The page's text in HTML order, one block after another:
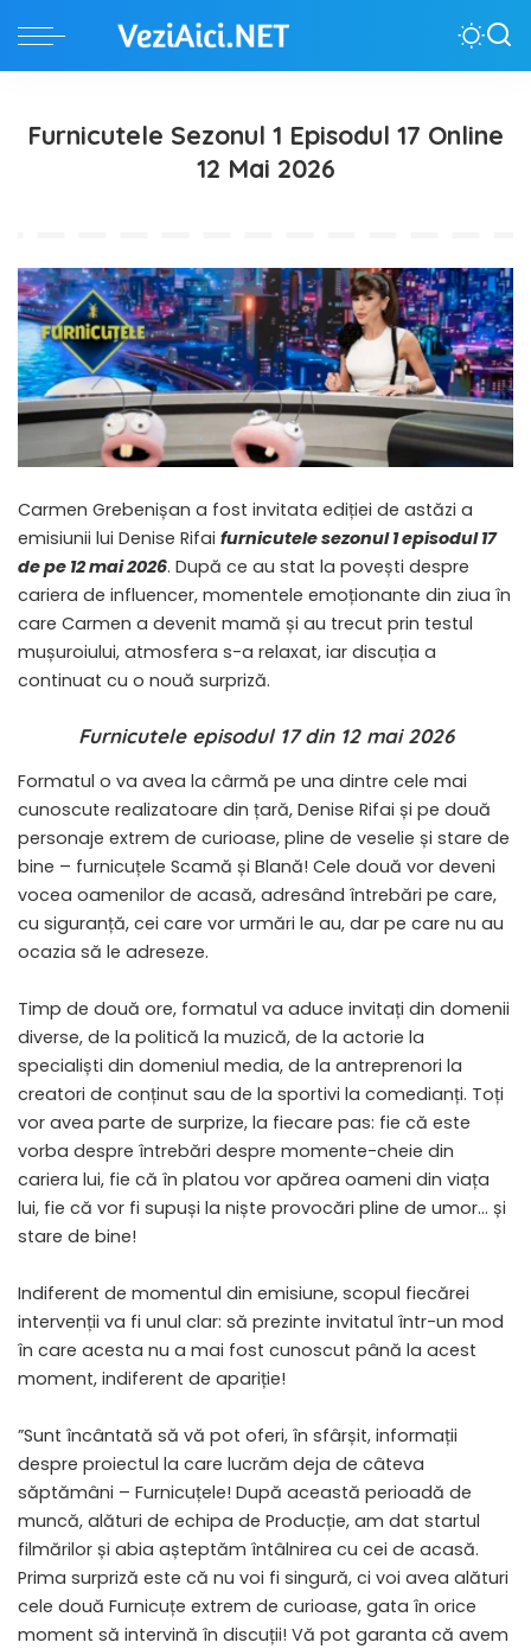
Furnicutele Sezonul 1 Episodul 17 Online
12 Mai 2026
Carmen Grebenișan a fost invitata ediției de astăzi a
emisiunii lui Denise Rifai furnicutele sezonul 1 episodul 17
de pe 12 mai 2026. După ce au stat la povești despre
cariera de influencer, momentele emoționante din ziua în
care Carmen a devenit mamă și au trecut prin testul
mușuroiului, atmosfera s-a relaxat, iar discuția a
continuat cu o nouă surpriză.
Furnicutele episodul 17 din 12 mai 2026
Formatul o va avea la cârmă pe una dintre cele mai
cunoscute realizatoare din țară, Denise Rifai și pe două
personaje extrem de curioase, pline de veselie și stare de
bine – furnicuțele Scamă și Blană! Cele două vor deveni
vocea oamenilor de acasă, adresând întrebări pe care,
cu siguranță, cei care vor urmări le au, dar pe care nu au
ocazia să le adreseze.
Timp de două ore, formatul va aduce invitați din domenii
diverse, de la politică la muzică, de la actorie la
specialiști din domeniul media, de la antreprenori la
creatori de conținut sau de la sportivi la comedianți. Toți
vor avea parte de surprize, la fiecare pas: fie că este
vorba despre întrebări despre momente-cheie din
cariera lui, fie că în platou vor apărea oameni din viața
lui, fie că vor fi supuși la niște provocări pline de umor… și
stare de bine!
Indiferent de momentul din emisiune, scopul fiecărei
intervenții va fi unul clar: să prezinte invitatul într-un mod
în care acesta nu a mai fost cunoscut până la acest
moment, indiferent de apariție!
”Sunt încântată să vă pot oferi, în sfârșit, informații
despre proiectul la care lucrăm deja de câteva
săptămâni – Furnicuțele! După această perioadă de
muncă, alături de echipa de Producție, am dat startul
filmărilor și abia așteptăm întâlnirea cu cei de acasă.
Prima surpriză este că nu voi fi singură, ci voi avea alături
cele două Furnicuțe extrem de curioase, gata în orice
moment să intervină în discuții! Vă pot garanta că avem